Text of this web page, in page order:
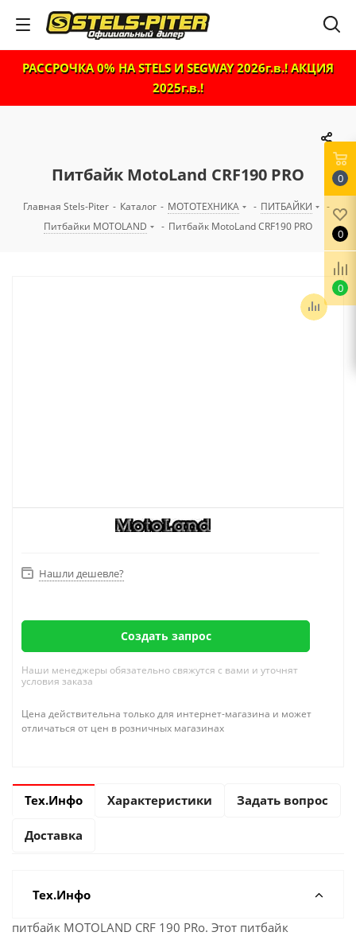
РАССРОЧКА 0% НА STELS И SEGWAY 2026г.в.! АКЦИЯ
2025г.в.!
Питбайк MotoLand CRF190 PRO
Главная Stels-Piter - Каталог - МОТОТЕХНИКА - ПИТБАЙКИ
-
Питбайки MOTOLAND
- Питбайк MotoLand CRF190 PRO
Нашли дешевле?
Создать запрос
Наши менеджеры обязательно свяжутся с вами и уточнят
условия заказа
Цена действительна только для интернет-магазина и может
отличаться от цен в розничных магазинах
Тех.Инфо Характеристики Задать вопрос
Доставка
Тех.Инфо
питбайк MOTOLAND CRF 190 PRo. Этот питбайк
0
0
0